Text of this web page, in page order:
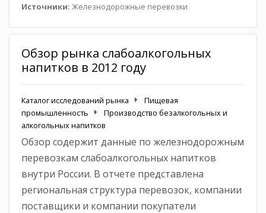
Источники: Железнодорожные перевозки
Обзор рынка слабоалкогольных
напитков в 2012 году
Каталог исследований рынка
Пищевая
промышленность
Производство безалкогольных и
алкогольных напитков
Обзор содержит данные по железнодорожным
перевозкам слабоалкогольных напитков
внутри России. В отчете представлена
региональная структура перевозок, компании
поставщики и компании покупатели